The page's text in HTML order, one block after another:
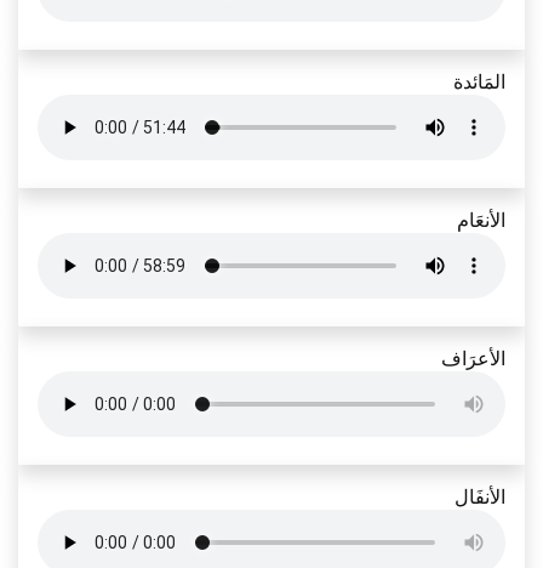
المَائدة
الأنعَام
الأعرَاف
الأنفَال